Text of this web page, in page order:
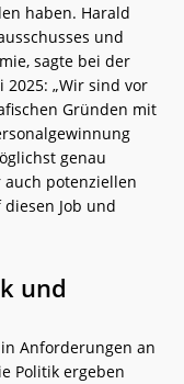
haben. Harald
und
sagte bei der
2025: „Wir sind vor
Gründen mit
genau
auch potenziellen
Job und
und
Anforderungen an
Politik ergeben